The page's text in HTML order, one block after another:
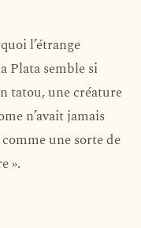
l’étrange
Plata semble si
tatou, une créature
n’avait jamais
une sorte de
».